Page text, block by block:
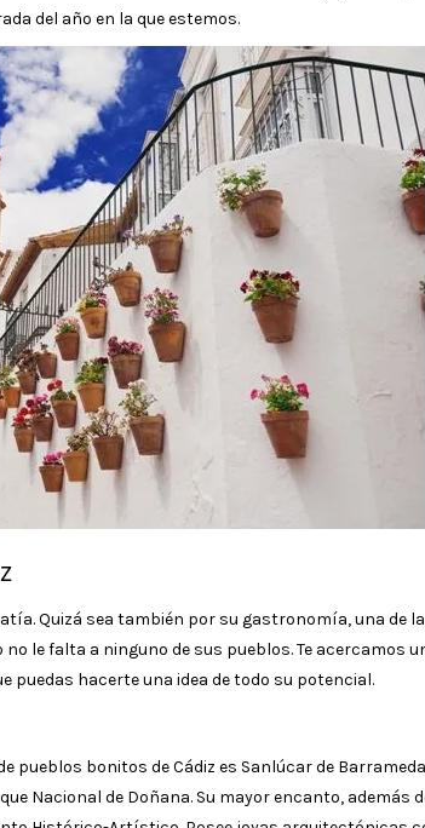
del año en la que estemos.
Quizá sea también por su gastronomía, una de
le falta a ninguno de sus pueblos. Te acercamos
puedas hacerte una idea de todo su potencial.
pueblos bonitos de Cádiz es Sanlúcar de
Nacional de Doñana. Su mayor encanto, además